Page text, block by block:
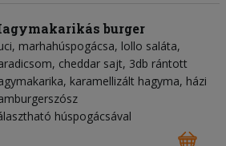
burger
marhahúspogácsa, lollo saláta,
cheddar sajt, 3db rántott
karamellizált hagyma, házi
húspogácsával